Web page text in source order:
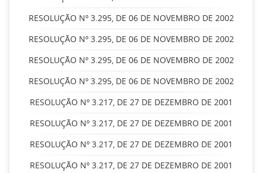
RESOLUÇÃO Nº 3.295, DE 06 DE NOVEMBRO DE 2002
RESOLUÇÃO Nº 3.295, DE 06 DE NOVEMBRO DE 2002
RESOLUÇÃO Nº 3.295, DE 06 DE NOVEMBRO DE 2002
RESOLUÇÃO Nº 3.295, DE 06 DE NOVEMBRO DE 2002
RESOLUÇÃO Nº 3.217, DE 27 DE DEZEMBRO DE 2001
RESOLUÇÃO Nº 3.217, DE 27 DE DEZEMBRO DE 2001
RESOLUÇÃO Nº 3.217, DE 27 DE DEZEMBRO DE 2001
RESOLUÇÃO Nº 3.217, DE 27 DE DEZEMBRO DE 2001